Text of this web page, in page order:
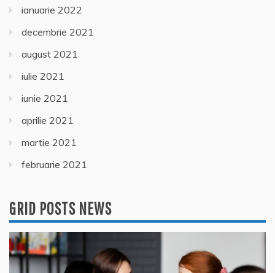
ianuarie 2022
decembrie 2021
august 2021
iulie 2021
iunie 2021
aprilie 2021
martie 2021
februarie 2021
GRID POSTS NEWS